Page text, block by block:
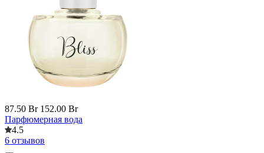
87.50 Br 152.00 Br
Парфюмерная вода
4.5
6 отзывов